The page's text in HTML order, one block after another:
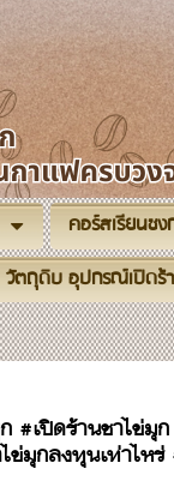
คอร์สเรียนช
วัตถุดิบ อุปกรณ์เปิดร้
#เปิดร้านชาไข่มุ
มุกลงทุนเท่าไหร่